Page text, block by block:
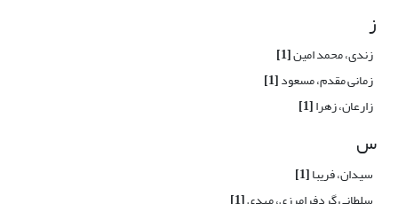
ز
زندی، محمد امین[1]
زمانی مقدم، مسعود[1]
زارعان، زهرا[1]
س
سیدان، فریبا[1]